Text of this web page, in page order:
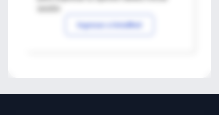
Ingresar a IntraMed